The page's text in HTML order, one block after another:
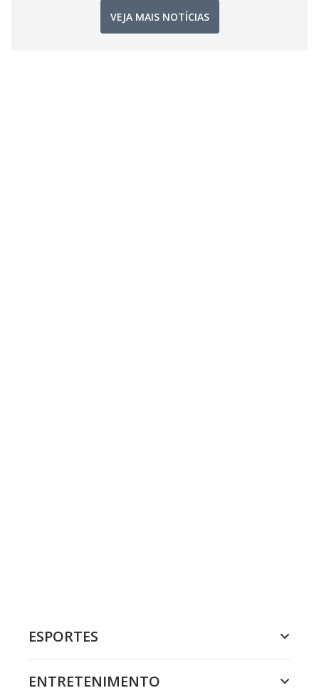
VEJA MAIS NOTÍCIAS
ESPORTES
ENTRETENIMENTO